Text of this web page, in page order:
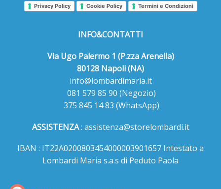
Privacy Policy Cookie Policy Termini e Condizioni
INFO&CONTATTI
Via Ugo Palermo 1 (P.zza Arenella)
80128 Napoli (NA)
info@lombardimaria.it
081 579 85 90 (Negozio)
375 845 14 83 (WhatsApp)
ASSISTENZA: assistenza@storelombardi.it
IBAN : IT22A0200803454000003901657 Intestato a
Lombardi Maria s.a.s di Peduto Paola